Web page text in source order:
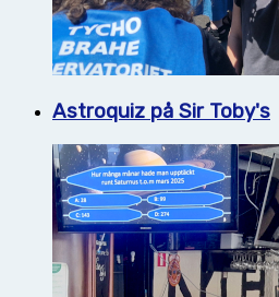
Astroquiz på Sir Toby's